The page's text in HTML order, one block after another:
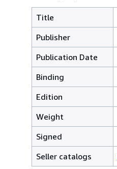
Title
Publisher
Publication Date
Binding
Edition
Weight
Signed
Seller catalogs